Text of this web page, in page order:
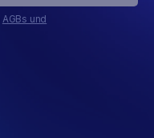
AGBs und